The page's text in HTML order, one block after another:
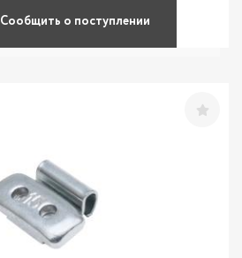
Сообщить о поступлении